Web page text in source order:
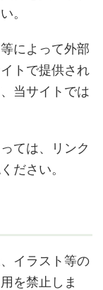
。
によって外部
トで提供され
当サイトでは
ては、リンク
ださい。
イラスト等の
を禁止しま